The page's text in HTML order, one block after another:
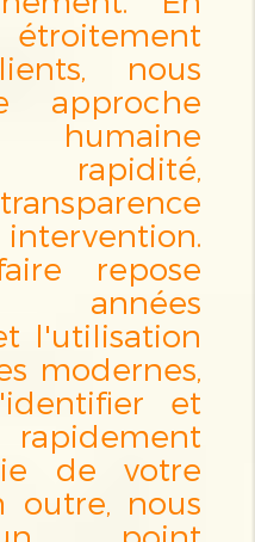
nous
approche
rapidité,
repose
l'utilisation
modernes,
et
de votre
outre, nous